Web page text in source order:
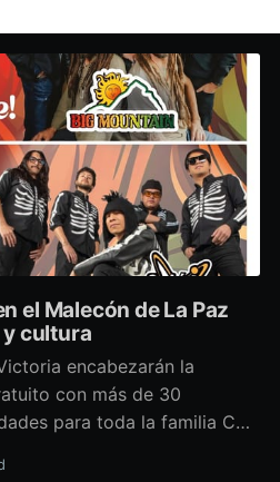
el Malecón de La Paz
cultura
encabezarán la
con más de 30
para toda la familia Con